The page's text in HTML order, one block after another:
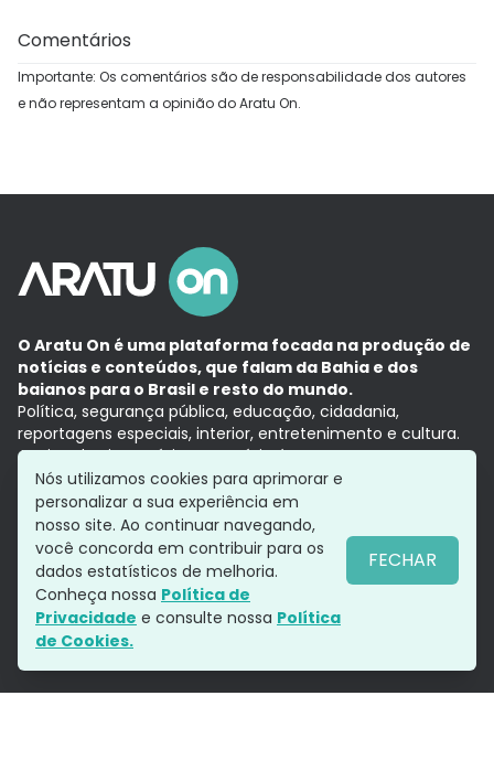
Comentários
Importante: Os comentários são de responsabilidade dos autores
e não representam a opinião do Aratu On.
O Aratu On é uma plataforma focada na produção de
notícias e conteúdos, que falam da Bahia e dos
baianos para o Brasil e resto do mundo.
Política, segurança pública, educação, cidadania,
reportagens especiais, interior, entretenimento e cultura.
Aqui, tudo vira notícia e a notícia é no tempo presente,
com a credibilidade do Grupo Aratu.
Grupo Aratu
Política de privacidade
Siga-nos
Nós utilizamos cookies para aprimorar e
personalizar a sua experiência em
nosso site. Ao continuar navegando,
você concorda em contribuir para os
dados estatísticos de melhoria.
Conheça nossa Política de
Privacidade e consulte nossa Política
de Cookies.
FECHAR